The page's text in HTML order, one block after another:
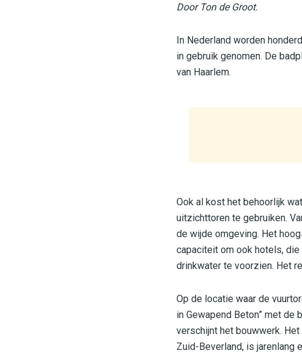
Door Ton de Groot.
In Nederland worden
in gebruik genomen. De
van Haarlem.
Ook al kost het behoorlijk
uitzichttoren te gebruiken.
de wijde omgeving. Het
capaciteit om ook hotels,
drinkwater te voorzien. Het
Op de locatie waar de
in Gewapend Beton” met de
verschijnt het bouwwerk.
Zuid-Beverland, is jarenlang